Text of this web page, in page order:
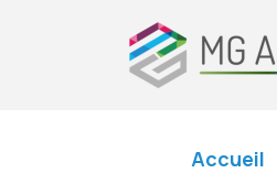
Accueil